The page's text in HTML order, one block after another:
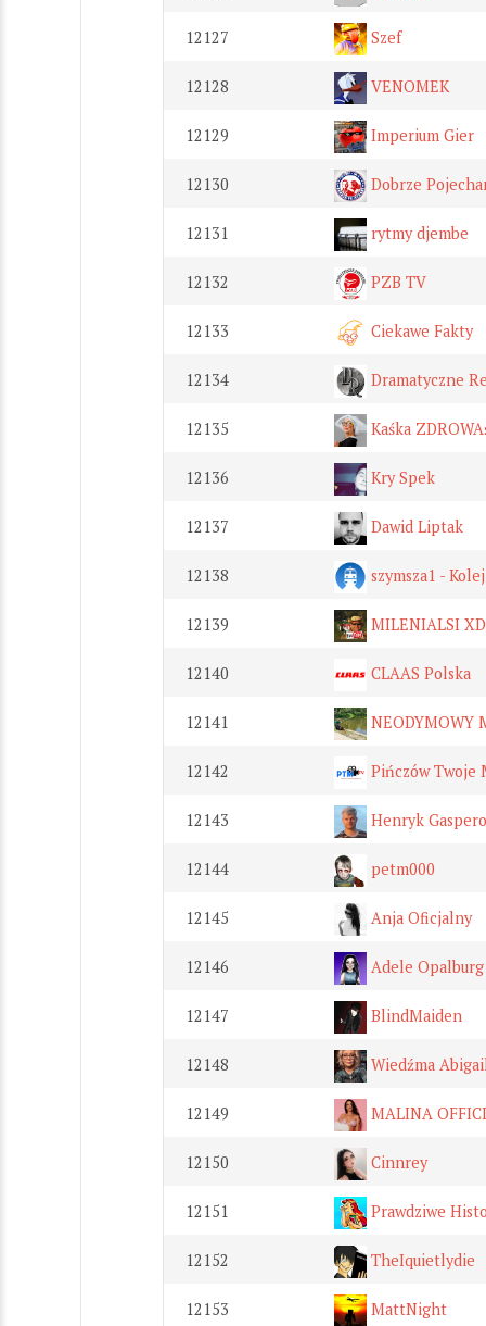
12127 Szef
12128 VENOMEK
12129 Imperium Gier
12130 Dobrze
12131 rytmy djembe
12132 PZB TV
12133 Ciekawe Fakty
12134 Dramatyczne
12135 Kaśka
12136 Kry Spek
12137 Dawid Liptak
12138 szymsza1 -
12139 MILENIALSI XD
12140 CLAAS Polska
12141 NEODYMOWY
12142 Pińczów Twoje
12143 Henryk
12144 petm000
12145 Anja Oficjalny
12146 Adele Opalburg
12147 BlindMaiden
12148 Wiedźma
12149 MALINA
12150 Cinnrey
12151 Prawdziwe
12152 TheIquietlydie
12153 MattNight